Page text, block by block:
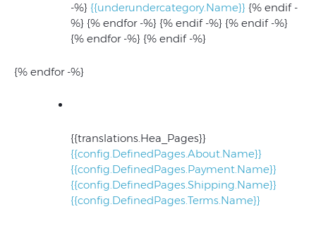
-%} {{underundercategory.Name}} {% endif -
%} {% endfor -%} {% endif -%} {% endif -%}
{% endfor -%} {% endif -%}
{% endfor -%}
{{translations.Hea_Pages}}
{{config.DefinedPages.About.Name}}
{{config.DefinedPages.Payment.Name}}
{{config.DefinedPages.Shipping.Name}}
{{config.DefinedPages.Terms.Name}}